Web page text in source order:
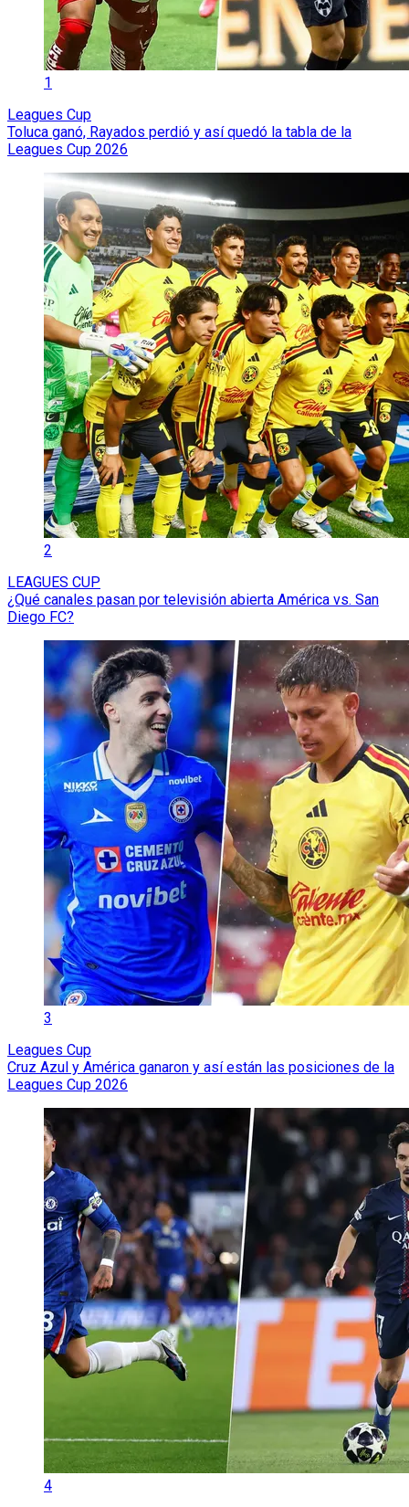
1
Leagues Cup
Toluca ganó, Rayados perdió y así quedó la tabla de la
Leagues Cup 2026
2
LEAGUES CUP
¿Qué canales pasan por televisión abierta América vs. San
Diego FC?
3
Leagues Cup
Cruz Azul y América ganaron y así están las posiciones de la
Leagues Cup 2026
4